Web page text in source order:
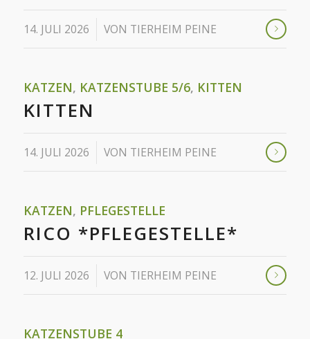
14. JULI 2026 VON TIERHEIM PEINE
KATZEN, KATZENSTUBE 5/6, KITTEN
KITTEN
14. JULI 2026 VON TIERHEIM PEINE
KATZEN, PFLEGESTELLE
RICO *PFLEGESTELLE*
12. JULI 2026 VON TIERHEIM PEINE
KATZENSTUBE 4